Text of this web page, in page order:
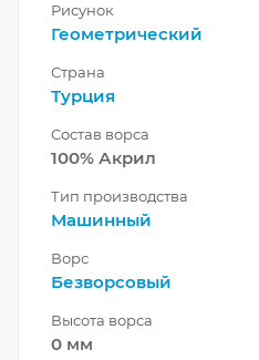
Рисунок
Геометрический
Страна
Турция
Состав ворса
100% Акрил
Тип производства
Машинный
Ворс
Безворсовый
Высота ворса
0 мм